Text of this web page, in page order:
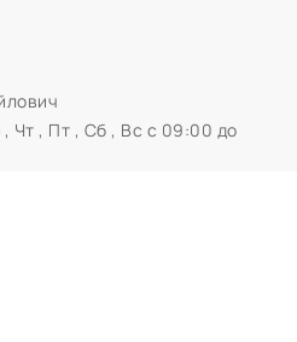
Чт , Пт , Сб , Вс c 09:00 до